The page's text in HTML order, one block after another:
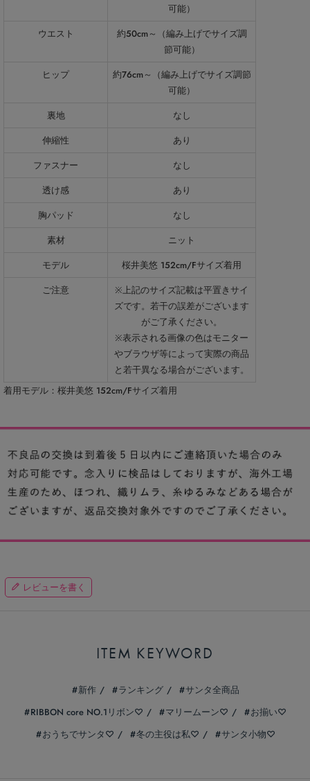
可能）
ウエスト
約50cm～（編み上げでサイズ調
節可能）
ヒップ
約76cm～（編み上げでサイズ調節
可能）
裏地
なし
伸縮性
あり
ファスナー
なし
透け感
あり
胸パッド
なし
素材
ニット
モデル
桜井美悠 152cm/Fサイズ着用
ご注意
※上記のサイズ記載は平置きサイ
ズです。若干の誤差がございます
がご了承ください。
※表示される画像の色はモニター
やブラウザ等によって実際の商品
と若干異なる場合がございます。
着用モデル：桜井美悠 152cm/Fサイズ着用
レビューを書く
ITEM KEYWORD
新作 ランキング
サンタ全商品
RIBBON core NO.1リボン♡
マリームーン♡
お揃い♡
おうちでサンタ♡
冬の主役は私♡ サンタ小物♡